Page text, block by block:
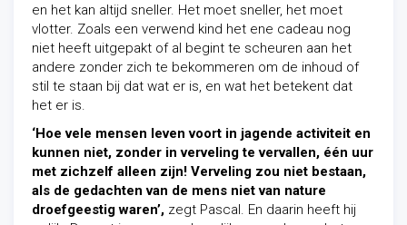
en het kan altijd sneller. Het moet sneller, het moet
vlotter. Zoals een verwend kind het ene cadeau nog
niet heeft uitgepakt of al begint te scheuren aan het
andere zonder zich te bekommeren om de inhoud of
stil te staan bij dat wat er is, en wat het betekent dat
het er is.
‘Hoe vele mensen leven voort in jagende activiteit en
kunnen niet, zonder in verveling te vervallen, één uur
met zichzelf alleen zijn! Verveling zou niet bestaan,
als de gedachten van de mens niet van nature
droefgeestig waren’, zegt Pascal. En daarin heeft hij